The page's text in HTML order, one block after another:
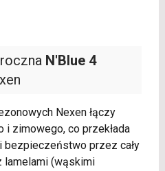
N'Blue 4
Nexen łączy
i zimowego, co przekłada
bezpieczeństwo przez cały
lamelami (wąskimi